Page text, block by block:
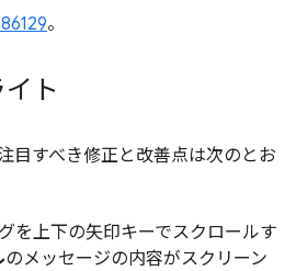
。
ト
目すべき修正と改善点は次のとお
を上下の矢印キーでスクロールす
のメッセージの内容がスクリーン